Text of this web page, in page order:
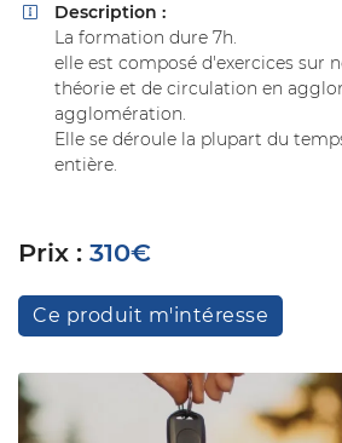
Adresse email de réception
Code Captcha
En cochant cette case, vous consentez à recevoir
à tout moment en utilisantle formulaire de

Description :
La formation dure 7h.
elle est composé d'exercices sur
théorie et de circulation en
agglomération.
Elle se déroule la plupart du
entière.
Prix : 310€
Ce produit m'intéresse